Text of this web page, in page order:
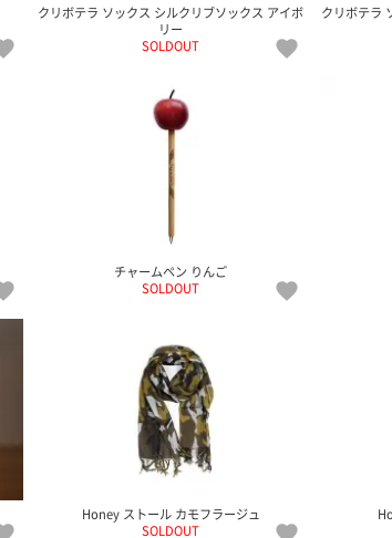
クリボテラ ソックス シルクリブソックス アイボ
リー
SOLDOUT
クリボテラ
チャームペン りんご
SOLDOUT
Honey ストール カモフラージュ
SOLDOUT